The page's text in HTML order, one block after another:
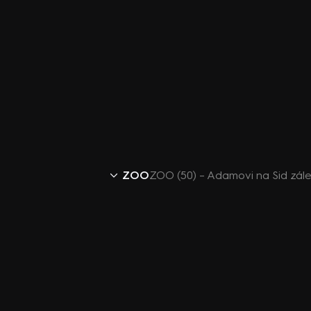
ZOOZOO (50) – Adamovi na Sid